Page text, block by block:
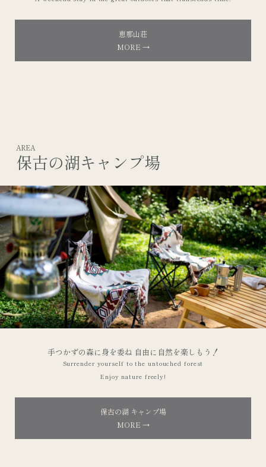
恵那山荘
MORE →
AREA
保古の湖キャンプ場
手つかずの森に身を委ね 自由に自然を楽しもう！
Surrender yourself to the untouched forest
Enjoy nature freely!
保古の湖 キャンプ場
MORE →